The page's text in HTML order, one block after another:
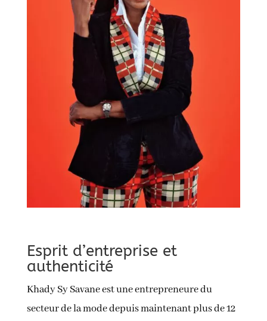
Esprit d’entreprise et
authenticité
Khady Sy Savane est une entrepreneure du
secteur de la mode depuis maintenant plus de 12